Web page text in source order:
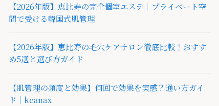
【2026年版】恵比寿の完全個室エステ｜プライベート空
間で受ける韓国式肌管理
【2026年版】恵比寿の毛穴ケアサロン徹底比較！おすす
め5選と選び方ガイド
【肌管理の頻度と効果】何回で効果を実感？通い方ガイ
ド｜keanax